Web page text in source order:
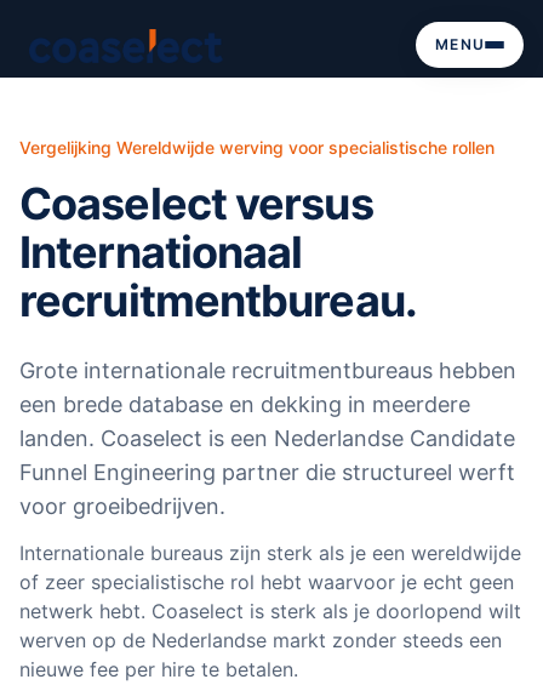
MENU
Vergelijking Wereldwijde werving voor specialistische rollen
Coaselect versus
Internationaal
recruitmentbureau.
Grote internationale recruitmentbureaus hebben
een brede database en dekking in meerdere
landen. Coaselect is een Nederlandse Candidate
Funnel Engineering partner die structureel werft
voor groeibedrijven.
Internationale bureaus zijn sterk als je een wereldwijde
of zeer specialistische rol hebt waarvoor je echt geen
netwerk hebt. Coaselect is sterk als je doorlopend wilt
werven op de Nederlandse markt zonder steeds een
nieuwe fee per hire te betalen.